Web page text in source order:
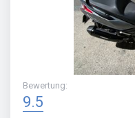
Bewertung:
9.5